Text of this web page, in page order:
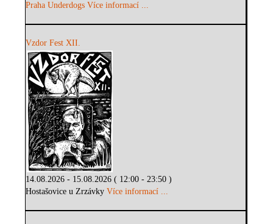
Praha Underdogs Více informací ...
Vzdor Fest XII.
14.08.2026 - 15.08.2026 ( 12:00 - 23:50 )
Hostašovice u ZrzávkyVíce informací ...